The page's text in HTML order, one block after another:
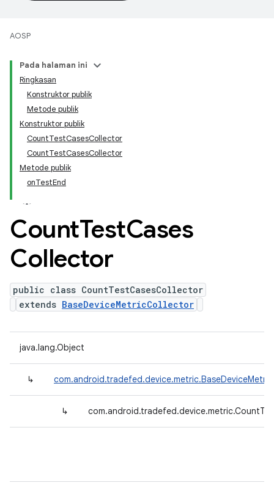
AOSP
Pada halaman ini
Ringkasan
Konstruktor publik
Metode publik
Konstruktor publik
CountTestCasesCollector
CountTestCasesCollector
Metode publik
onTestEnd
CountTestCases
Collector
public class CountTestCasesCollector
extends BaseDeviceMetricCollector
java.lang.Object
↳
↳